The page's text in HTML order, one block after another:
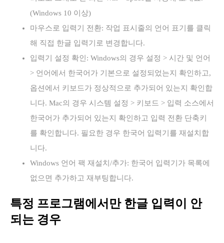
(Windows 10 이상)
마우스로 입력기 전환: 작업 표시줄의 언어 표기를 클릭
해 직접 한글 입력기로 변경합니다.
입력기 설정 확인: Windows의 경우 설정 > 시간 및 언어
> 언어에서 한국어가 기본으로 설정되었는지 확인하고,
옵션에서 키보드가 정상적으로 추가되어 있는지 확인합
니다. Mac의 경우 시스템 설정 > 키보드 > 입력 소스에서
한국어가 추가되어 있는지 확인하고 입력 전환 단축키
를 확인합니다. 필요한 경우 한국어 입력기를 재설치합
니다.
Windows 언어 팩 재설치/추가: 한국어 입력기가 목록에
없으면 추가하고 재부팅합니다.
특정 프로그램에서만 한글 입력이 안
되는 경우